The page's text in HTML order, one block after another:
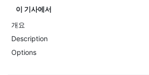
이 기사에서
개요
Description
Options